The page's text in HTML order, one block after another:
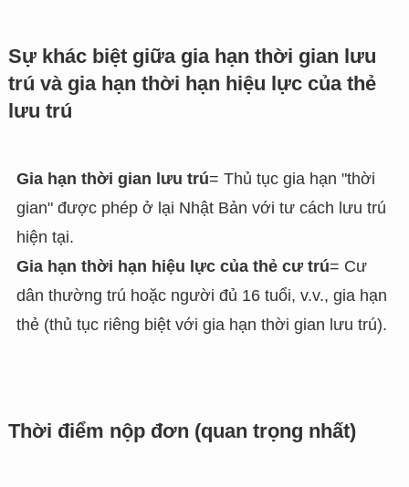
Sự khác biệt giữa gia hạn thời gian lưu
trú và gia hạn thời hạn hiệu lực của thẻ
lưu trú
Gia hạn thời gian lưu trú= Thủ tục gia hạn "thời
gian" được phép ở lại Nhật Bản với tư cách lưu trú
hiện tại.
Gia hạn thời hạn hiệu lực của thẻ cư trú= Cư
dân thường trú hoặc người đủ 16 tuổi, v.v., gia hạn
thẻ (thủ tục riêng biệt với gia hạn thời gian lưu trú).
Thời điểm nộp đơn (quan trọng nhất)